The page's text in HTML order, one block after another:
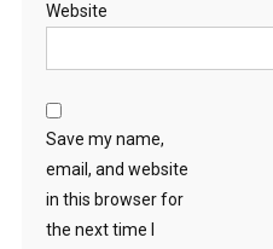
Website
Save my name,
email, and website
in this browser for
the next time I